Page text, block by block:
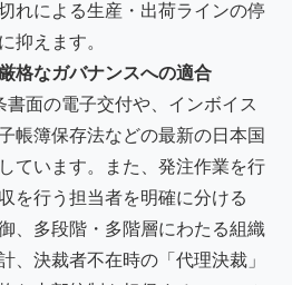
れによる生産・出荷ラインの停
抑えます。
格なガバナンスへの適合
書面の電子交付や、インボイス
帳簿保存法などの最新の日本国
ています。また、発注作業を行
を行う担当者を明確に分ける
、多段階・多階層にわたる組織
、決裁者不在時の「代理決裁」